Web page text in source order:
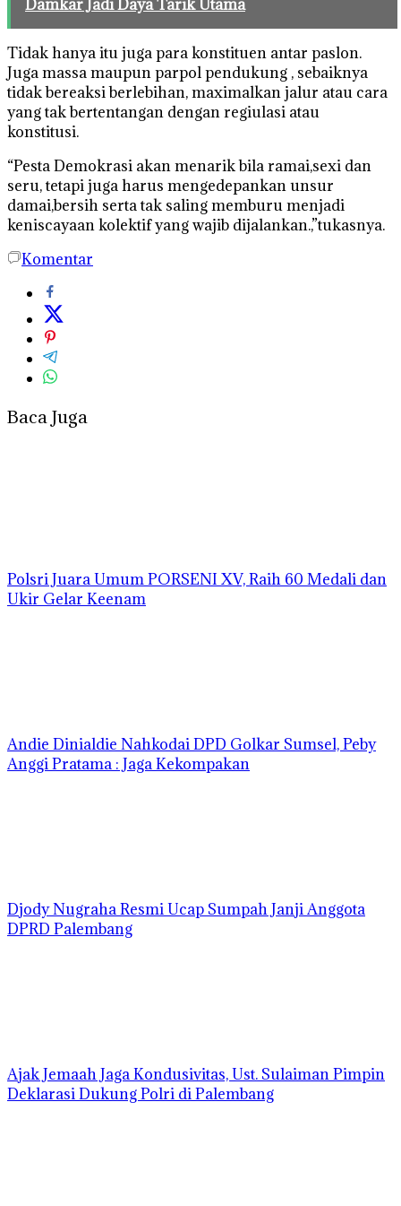
Damkar Jadi Daya Tarik Utama
Tidak hanya itu juga para konstituen antar paslon.
Juga massa maupun parpol pendukung , sebaiknya
tidak bereaksi berlebihan, maximalkan jalur atau cara
yang tak bertentangan dengan regiulasi atau
konstitusi.
“Pesta Demokrasi akan menarik bila ramai,sexi dan
seru, tetapi juga harus mengedepankan unsur
damai,bersih serta tak saling memburu menjadi
keniscayaan kolektif yang wajib dijalankan.,”tukasnya.
Komentar
Baca Juga
Polsri Juara Umum PORSENI XV, Raih 60 Medali dan
Ukir Gelar Keenam
Andie Dinialdie Nahkodai DPD Golkar Sumsel, Peby
Anggi Pratama : Jaga Kekompakan
Djody Nugraha Resmi Ucap Sumpah Janji Anggota
DPRD Palembang
Ajak Jemaah Jaga Kondusivitas, Ust. Sulaiman Pimpin
Deklarasi Dukung Polri di Palembang